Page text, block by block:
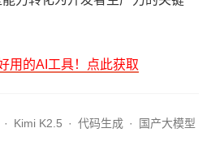
用的AI工具！点此获取
· Kimi K2.5 · 代码生成 ·
国产大模型